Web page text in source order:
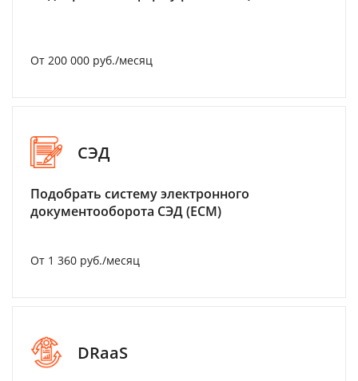
От 200 000 руб./месяц
СЭД
Подобрать систему электронного
документооборота СЭД (ECM)
От 1 360 руб./месяц
DRaaS